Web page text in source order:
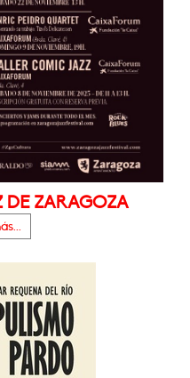
DE ZARAGOZA